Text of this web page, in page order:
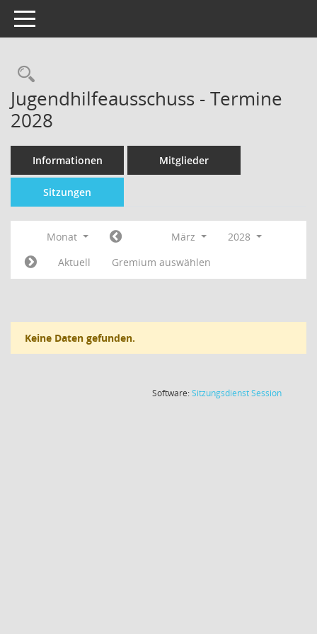
Toggle navigation
Jugendhilfeausschuss - Termine
2028
Informationen Mitglieder
Sitzungen
Monat März
2028
Aktuell
Gremium auswählen
Keine Daten gefunden.
Software:SitzungsdienstSession(Wird in